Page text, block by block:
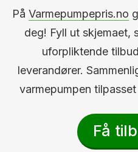
På Varmepumpepris.no
deg! Fyll ut skjemaet,
uforpliktende
leverandører.
varmepumpen
Få